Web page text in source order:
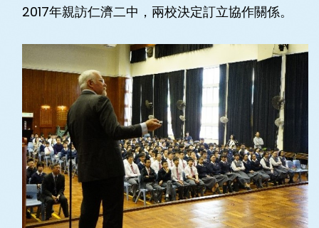
2017年親訪仁濟二中，兩校決定訂立協作關係。